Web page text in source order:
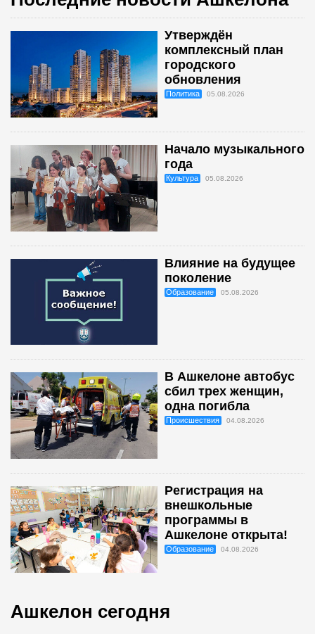
Утверждён
комплексный план
городского
обновления
Политика 05.08.2026
Начало музыкального
года
Культура 05.08.2026
Влияние на будущее
поколение
Образование 05.08.2026
В Ашкелоне автобус
сбил трех женщин,
одна погибла
Происшествия 04.08.2026
Регистрация на
внешкольные
программы в
Ашкелоне открыта!
Образование 04.08.2026
Ашкелон сегодня